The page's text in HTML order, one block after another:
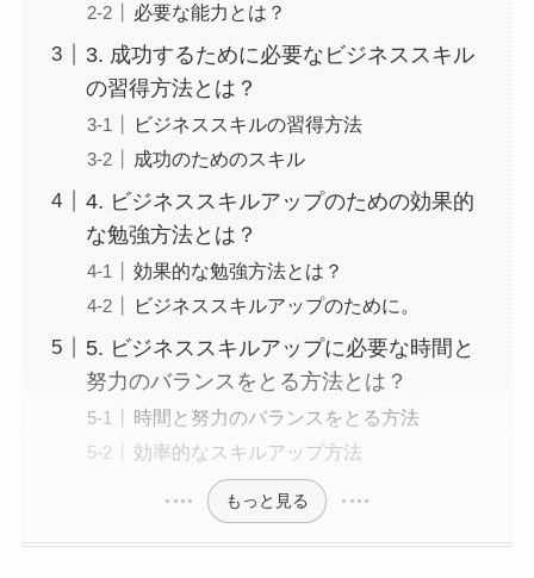
必要な能力とは？
3. 成功するために必要なビジネススキル
の習得方法とは？
ビジネススキルの習得方法
成功のためのスキル
4. ビジネススキルアップのための効果的
な勉強方法とは？
効果的な勉強方法とは？
ビジネススキルアップのために。
5. ビジネススキルアップに必要な時間と
努力のバランスをとる方法とは？
時間と努力のバランスをとる方法
効率的なスキルアップ方法
もっと見る